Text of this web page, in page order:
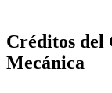
Créditos del
Mecánica